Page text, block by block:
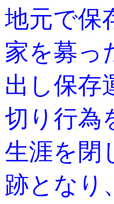
地元で保
家を募っ
出し保存
切り行為
生涯を閉
跡となり